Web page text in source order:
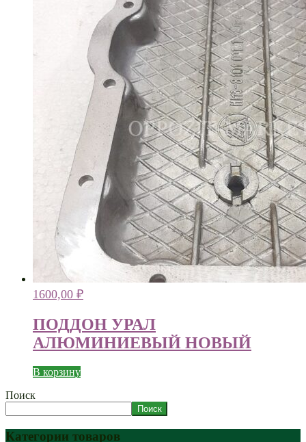
1600,00 ₽
ПОДДОН УРАЛ
АЛЮМИНИЕВЫЙ НОВЫЙ
В корзину
Поиск
Поиск
Категории товаров